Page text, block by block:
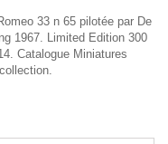
33 n 65 pilotée par De
1967. Limited Edition 300
Catalogue Miniatures